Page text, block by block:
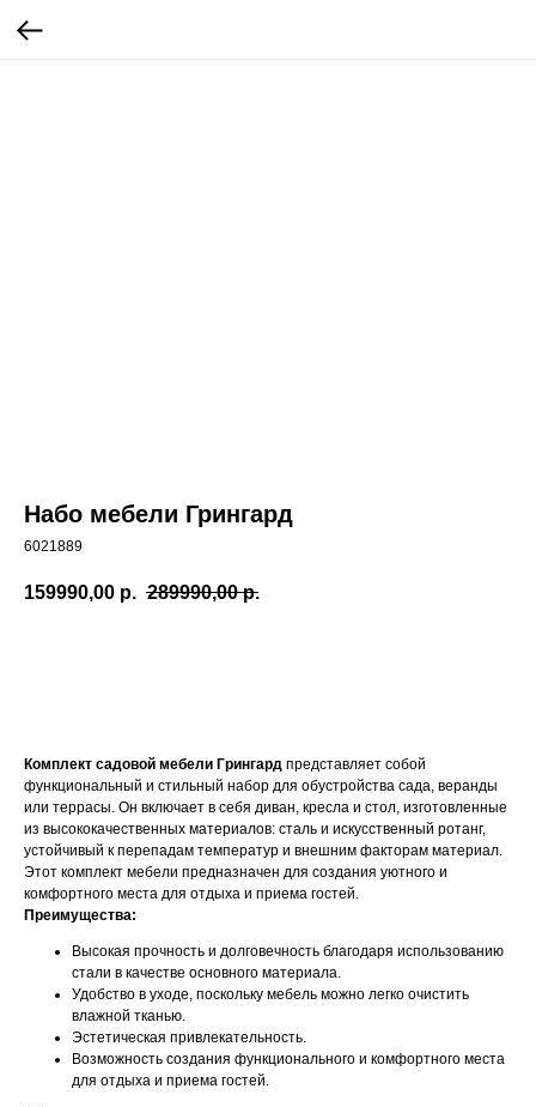
Набо мебели Грингард
6021889
159990,00 р. 289990,00 р.
Комплект садовой мебели Грингард представляет собой
функциональный и стильный набор для обустройства сада, веранды
или террасы. Он включает в себя диван, кресла и стол, изготовленные
из высококачественных материалов: сталь и искусственный ротанг,
устойчивый к перепадам температур и внешним факторам материал.
Этот комплект мебели предназначен для создания уютного и
комфортного места для отдыха и приема гостей.
Преимущества:
Высокая прочность и долговечность благодаря использованию
стали в качестве основного материала.
Удобство в уходе, поскольку мебель можно легко очистить
влажной тканью.
Эстетическая привлекательность.
Возможность создания функционального и комфортного места
для отдыха и приема гостей.